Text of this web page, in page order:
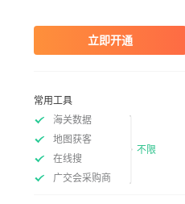
立即开通
常用工具
海关数据
地图获客
在线搜
广交会采购商
不限